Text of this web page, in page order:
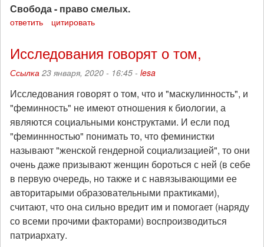
Свобода - право смелых.
ответить цитировать
Исследования говорят о том,
Ссылка 23 января, 2020 - 16:45 - lesa
Исследования говорят о том, что и "маскулинность", и
"феминность" не имеют отношения к биологии, а
являются социальными конструктами. И если под
"феминнностью" понимать то, что феминистки
называют "женской гендерной социализацией", то они
очень даже призывают женщин бороться с ней (в себе
в первую очередь, но также и с навязывающими ее
авторитарыми образовательными практиками),
считают, что она сильно вредит им и помогает (наряду
со всеми прочими факторами) воспроизводиться
патриархату.